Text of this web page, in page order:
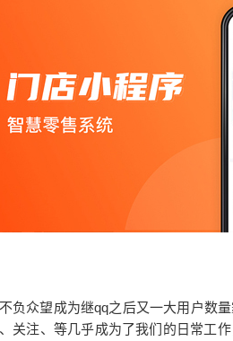
众望成为继qq之后又一大用户数
关注、等几乎成为了我们的日常工